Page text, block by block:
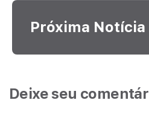
Leia mais
Próxima Notícia
Deixe seu